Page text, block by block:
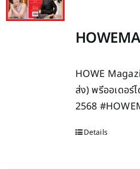
HOWE
ส่ง) พรีออเดอร์
2568
Details